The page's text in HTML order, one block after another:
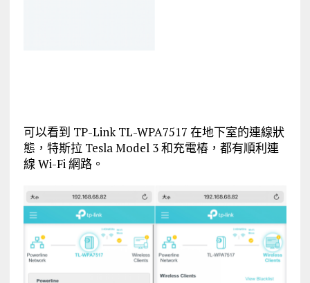
可以看到 TP-Link TL-WPA7517 在地下室的連線狀
態，特斯拉 Tesla Model 3 和充電樁，都有順利連
線 Wi-Fi 網路。